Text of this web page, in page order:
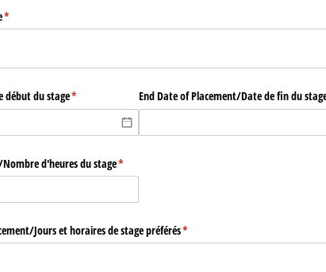
*
(required)
début du stage*
(required) End Date of Placement/​Date de fin du
d'heures du stage*
(required)
​Jours et horaires de stage préférés*
(required)